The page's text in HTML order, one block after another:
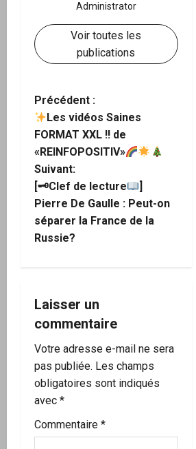
Administrator
Voir toutes les
publications
N
a
v
i
g
a
i
o
n
d
’
Précédent :
Les vidéos Saines
FORMAT XXL !! de
«REINFOPOSITIV»
Suivant:
[🗝Clef de lecture
Pierre De Gaulle : Peut-on
séparer la France de la
Russie?
Laisser un
commentaire
Votre adresse e-mail ne sera
pas publiée. Les champs
obligatoires sont indiqués
avec *
Commentaire *